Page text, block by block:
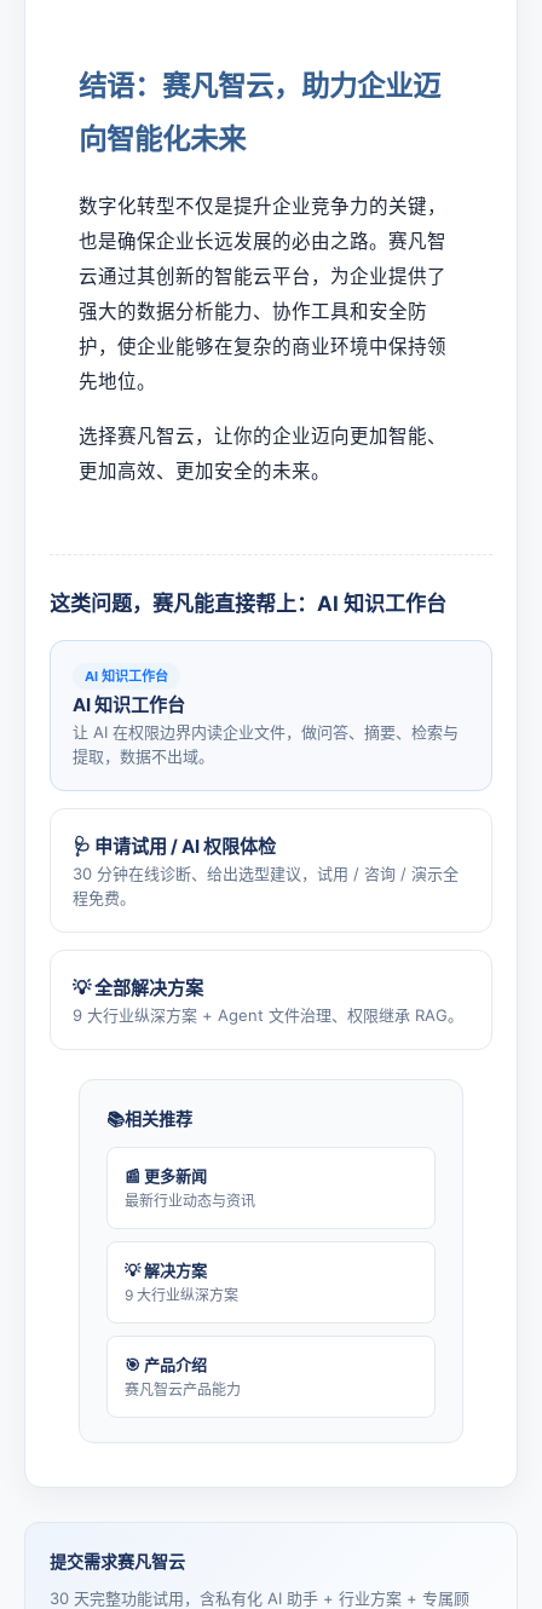
结语：赛凡智云，助力企业迈
向智能化未来
数字化转型不仅是提升企业竞争力的关键，
也是确保企业长远发展的必由之路。赛凡智
云通过其创新的智能云平台，为企业提供了
强大的数据分析能力、协作工具和安全防
护，使企业能够在复杂的商业环境中保持领
先地位。
选择赛凡智云，让你的企业迈向更加智能、
更加高效、更加安全的未来。
这类问题，赛凡能直接帮上：AI 知识工作台
AI 知识工作台
AI 知识工作台
让 AI 在权限边界内读企业文件，做问答、摘要、检索与
提取，数据不出域。
🩺 申请试用 / AI 权限体检
30 分钟在线诊断、给出选型建议，试用 / 咨询 / 演示全
程免费。
💡 全部解决方案
9 大行业纵深方案 + Agent 文件治理、权限继承 RAG。
相关推荐
📰 更多新闻
最新行业动态与资讯
💡 解决方案
9 大行业纵深方案
🎯 产品介绍
赛凡智云产品能力
提交需求赛凡智云
30 天完整功能试用，含私有化 AI 助手 + 行业方案 + 专属顾